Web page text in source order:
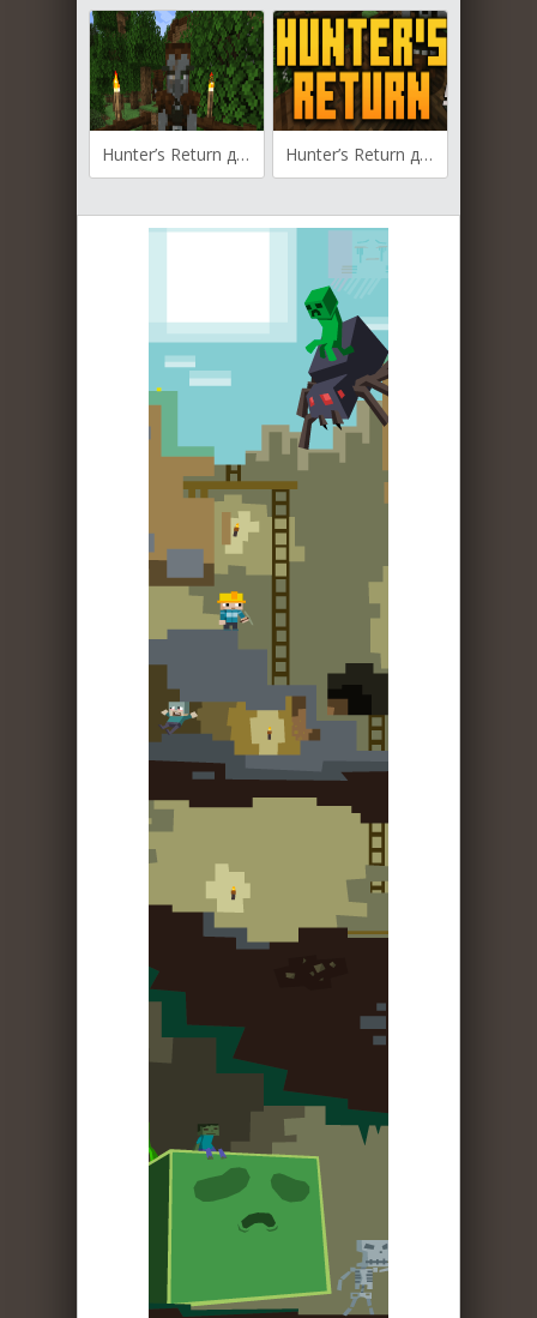
Hunter’s Return для Майнкрафт [1.20.4, 1.20.3] Hunter’s Return для Майнкрафт [1.20.2, 1.20.1, 1.20]